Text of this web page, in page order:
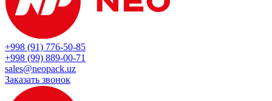
+998 (91) 776-50-85
+998 (99) 889-00-71
sales@neopack.uz
Заказать звонок